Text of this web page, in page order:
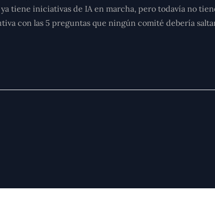
ya tiene iniciativas de IA en marcha, pero todavía no
con las 5 preguntas que ningún comité debería